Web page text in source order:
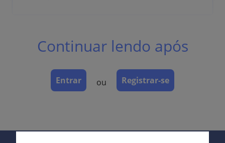
Piodermite (infecção produtora de pus) de folículos
Etologia e Patogénese
Continuar lendo após
Entrar ou Registrar-se